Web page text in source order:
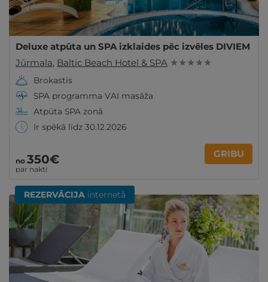
Deluxe atpūta un SPA izklaides pēc izvēles DIVIEM
Jūrmala, Baltic Beach Hotel & SPA ★ ★ ★ ★ ★
Brokastis
SPA programma VAI masāža
Atpūta SPA zonā
Ir spēkā līdz 30.12.2026
no 350€
par nakti
GRIBU
REZERVĀCIJA internetā